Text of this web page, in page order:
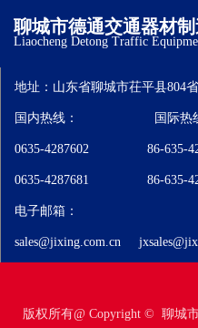
聊城市德通交通器材制
Liaocheng Detong Traffic
器、铝板式机油冷却器、铜管式
板块式机油冷却器、风冷器-油
公司产品主要配套于中国重汽集
青山变速器、零跑汽车、万里扬
地址：山东省聊城市茌平县804
国内热线： 国际热线
0635-4287602 86-635-
0635-4287681 86-635-
电子邮箱：
sales@jixing.com.cn
版权所有@ Copyright © 聊城